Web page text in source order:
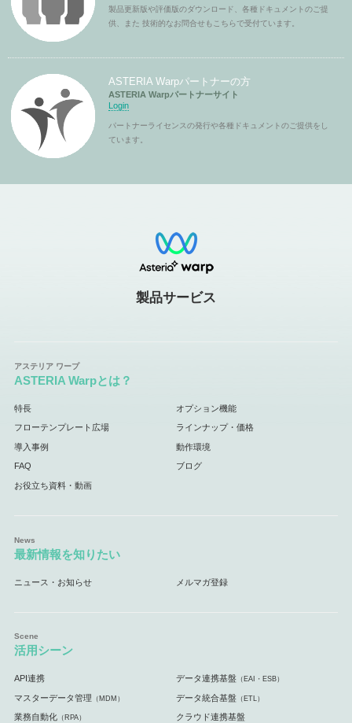
製品更新版や評価版のダウンロード、各種ドキュメントのご提
供、また 技術的なお問合せもこちらで受付ています。
ASTERIA Warpパートナーの方
ASTERIA Warpパートナーサイト
Login
パートナーライセンスの発行や各種ドキュメントのご提供をし
ています。
製品サービス
ASTERIA Warpとは？
特長 オプション機能
フローテンプレート広場 ラインナップ・価格
導入事例 動作環境
FAQ ブログ
お役立ち資料・動画
最新情報を知りたい
ニュース・お知らせ メルマガ登録
活用シーン
API連携 データ連携基盤 （EAI・ESB）
マスターデータ管理 （MDM） データ統合基盤 （ETL）
業務自動化（RPA） クラウド連携基盤